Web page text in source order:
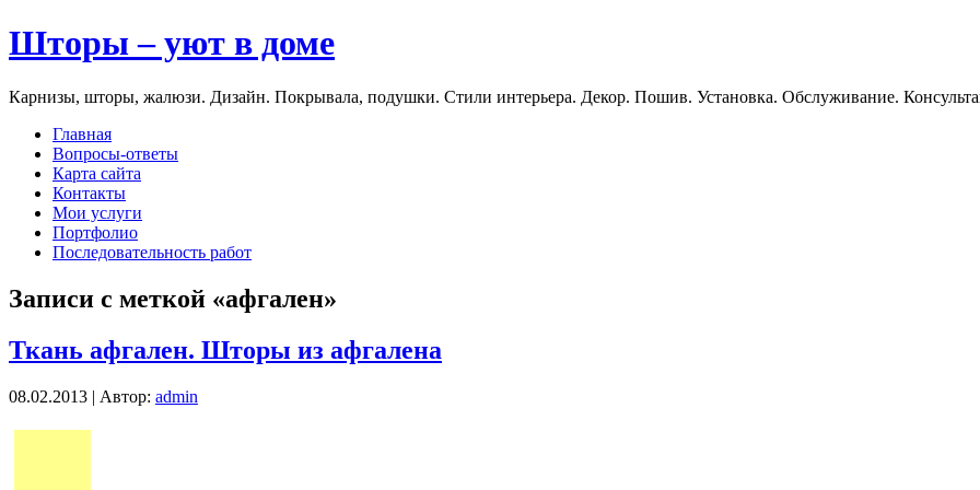
Шторы – уют в доме
Карнизы, шторы, жалюзи. Дизайн. Покрывала, подушки. Стили интерьера. Декор. Пошив. Установка. Обслуживание.
Главная
Вопросы-ответы
Карта сайта
Контакты
Мои услуги
Портфолио
Последовательность работ
Записи с меткой «афгален»
Ткань афгален. Шторы из афгалена
08.02.2013 | Автор: admin